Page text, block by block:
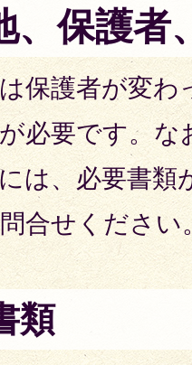
、保護者
保護者が変わ
必要です。な
は、必要書
合せください
類